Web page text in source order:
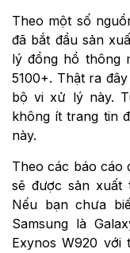
Theo một số
đã bắt đầu sản
lý đồng hồ thông
5100+. Thật ra
bộ vi xử lý này.
không ít trang tin
này.
Theo các báo cáo
sẽ được sản xuất
Nếu bạn chưa
Samsung là
Exynos W920